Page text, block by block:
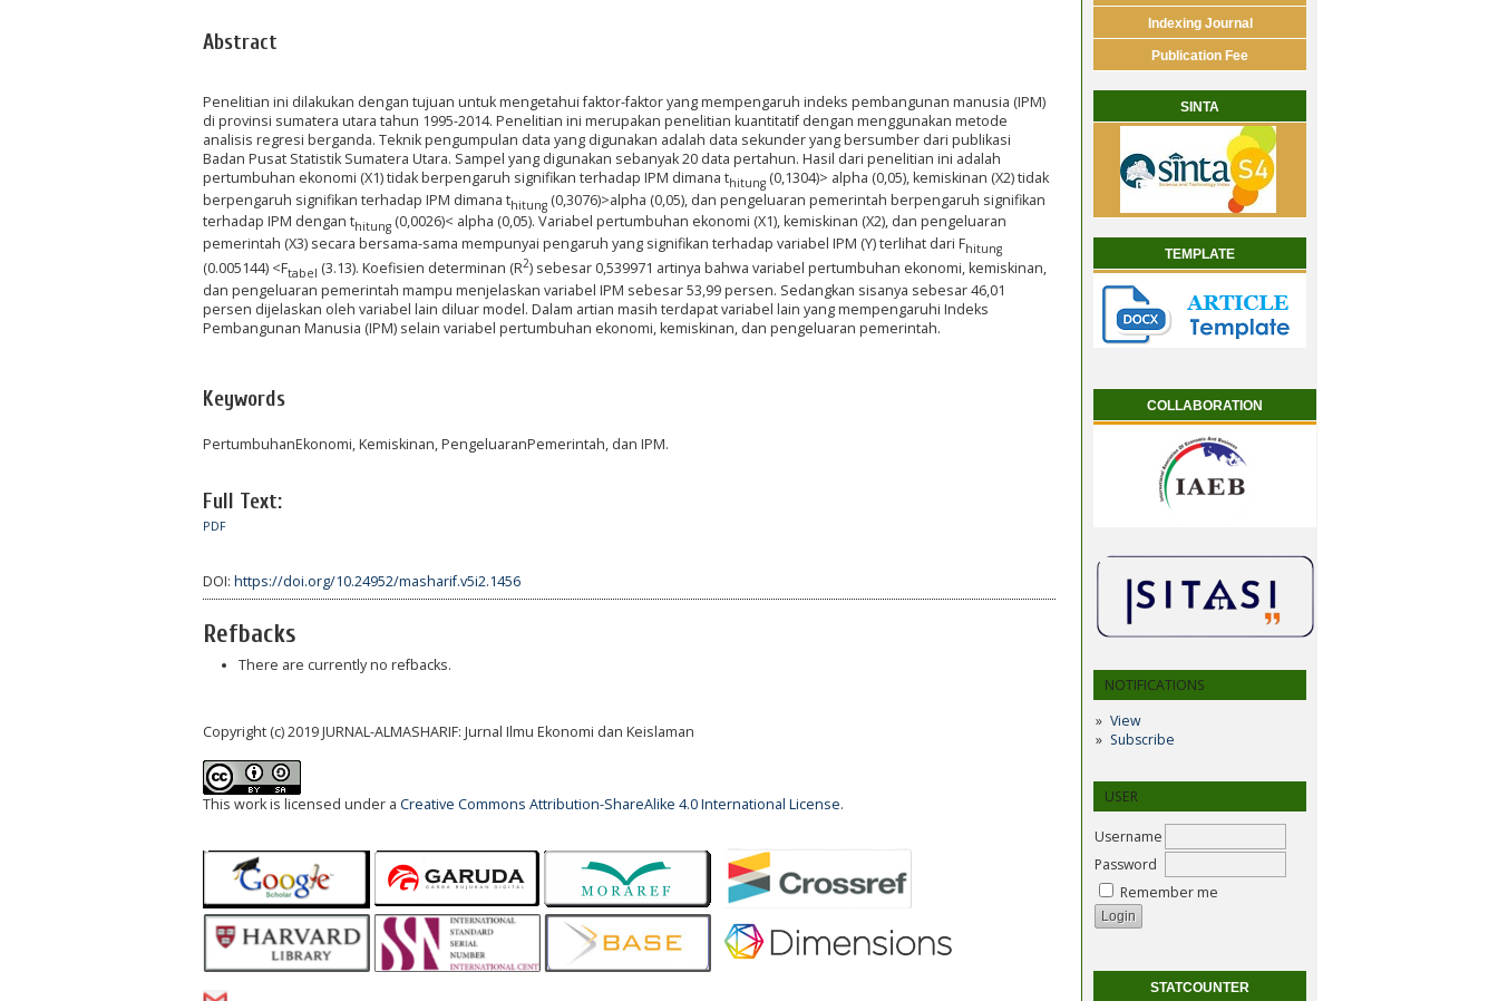
Indexing Journal
Publication Fee
SINTA
TEMPLATE
COLLABORATION
NOTIFICATIONS
View
Subscribe
USER
Username
Password
Remember me
STATCOUNTER
Abstract
Penelitian ini dilakukan dengan tujuan untuk mengetahui faktor-faktor yang mempengaruh indeks pembangunan manusia (IPM)
di provinsi sumatera utara tahun 1995-2014. Penelitian ini merupakan penelitian kuantitatif dengan menggunakan metode
analisis regresi berganda. Teknik pengumpulan data yang digunakan adalah data sekunder yang bersumber dari publikasi
Badan Pusat Statistik Sumatera Utara. Sampel yang digunakan sebanyak 20 data pertahun. Hasil dari penelitian ini adalah
pertumbuhan ekonomi (X1) tidak berpengaruh signifikan terhadap IPM dimana thitung (0,1304)> alpha (0,05), kemiskinan (X2) tidak
berpengaruh signifikan terhadap IPM dimana thitung (0,3076)>alpha (0,05), dan pengeluaran pemerintah berpengaruh signifikan
terhadap IPM dengan thitung (0,0026)< alpha (0,05). Variabel pertumbuhan ekonomi (X1), kemiskinan (X2), dan pengeluaran
pemerintah (X3) secara bersama-sama mempunyai pengaruh yang signifikan terhadap variabel IPM (Y) terlihat dari Fhitung
(0.005144) <Ftabel (3.13). Koefisien determinan (R2) sebesar 0,539971 artinya bahwa variabel pertumbuhan ekonomi, kemiskinan,
dan pengeluaran pemerintah mampu menjelaskan variabel IPM sebesar 53,99 persen. Sedangkan sisanya sebesar 46,01
persen dijelaskan oleh variabel lain diluar model. Dalam artian masih terdapat variabel lain yang mempengaruhi Indeks
Pembangunan Manusia (IPM) selain variabel pertumbuhan ekonomi, kemiskinan, dan pengeluaran pemerintah.
Keywords
PertumbuhanEkonomi, Kemiskinan, PengeluaranPemerintah, dan IPM.
Full Text:
PDF
DOI: https://doi.org/10.24952/masharif.v5i2.1456
Refbacks
There are currently no refbacks.
Copyright (c) 2019 JURNAL-ALMASHARIF: Jurnal Ilmu Ekonomi dan Keislaman
This work is licensed under a Creative Commons Attribution-ShareAlike 4.0 International License.